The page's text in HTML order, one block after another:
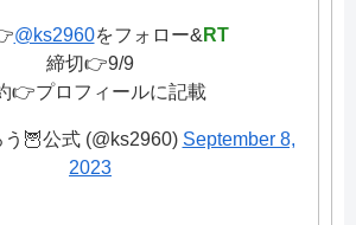
@ks2960をフォロー& RT
締切👉9/9
👉プロフィールに記載
🦉公式 (@ks2960) September 8,
2023